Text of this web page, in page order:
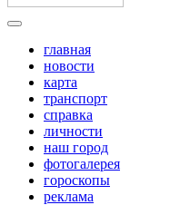
главная
новости
карта
транспорт
справка
личности
наш город
фотогалерея
гороскопы
реклама